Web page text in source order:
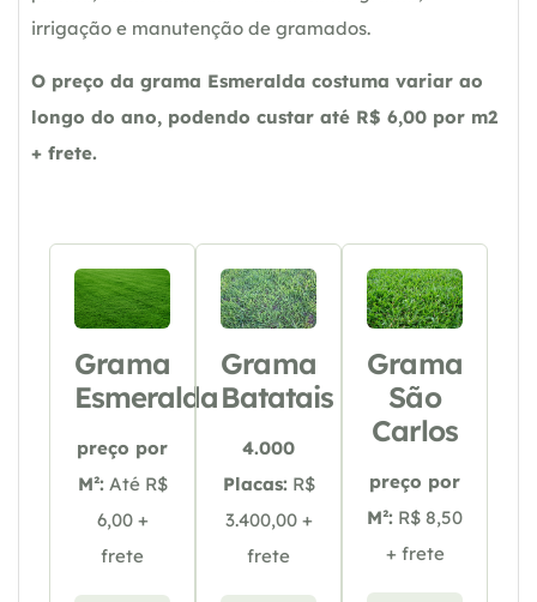
irrigação e manutenção de gramados.
O preço da grama Esmeralda costuma variar ao
longo do ano, podendo custar até R$ 6,00 por m2
+ frete.
Grama
Esmeralda
preço por
M²: Até R$
6,00 +
frete
Grama
Batatais
4.000
Placas: R$
3.400,00 +
frete
Grama
São
Carlos
preço por
M²: R$ 8,50
+ frete